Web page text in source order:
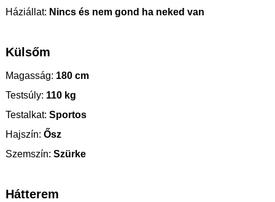
Háziállat: Nincs és nem gond ha neked van
Külsőm
Magasság: 180 cm
Testsúly: 110 kg
Testalkat: Sportos
Hajszín: Ősz
Szemszín: Szürke
Hátterem